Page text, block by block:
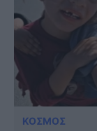
ΚΟΣΜΟΣ